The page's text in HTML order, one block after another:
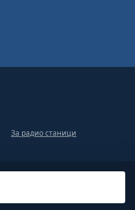
За радио станици